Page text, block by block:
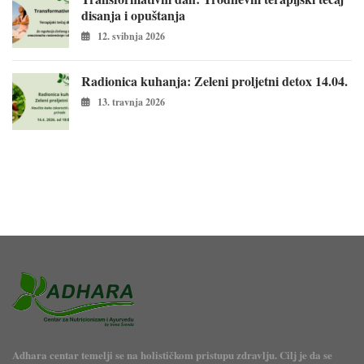
disanja i opuštanja
12. svibnja 2026
Radionica kuhanja: Zeleni proljetni detox 14.04.
13. travnja 2026
Adhara centar temelji se na holističkom pristupu zdravlju. Cilj je da se